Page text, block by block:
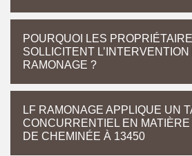
POURQUOI LES
SOLLICITENT
RAMONAGE ?
LF RAMONAGE APPLIQUE UN
CONCURRENTIEL EN
DE CHEMINÉE À 13450